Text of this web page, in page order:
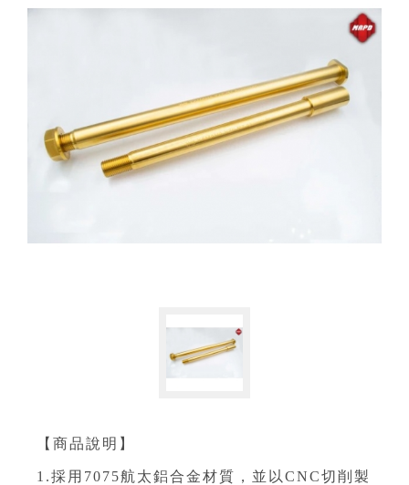
【商品說明】
1.採用7075航太鋁合金材質，並以CNC切削製